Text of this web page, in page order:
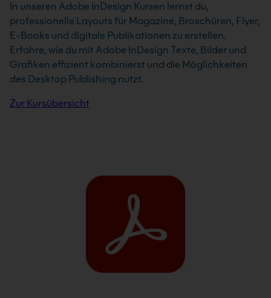
In unseren Adobe InDesign Kursen lernst du,
professionelle Layouts für Magazine, Broschüren, Flyer,
E-Books und digitale Publikationen zu erstellen.
Erfahre, wie du mit Adobe InDesign Texte, Bilder und
Grafiken effizient kombinierst und die Möglichkeiten
des Desktop Publishing nutzt.
Zur Kursübersicht